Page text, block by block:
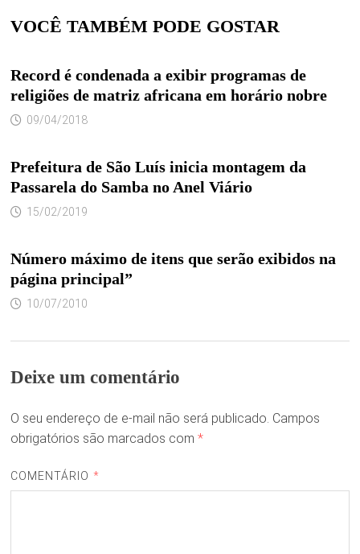
VOCÊ TAMBÉM PODE GOSTAR
Record é condenada a exibir programas de
religiões de matriz africana em horário nobre
09/04/2018
Prefeitura de São Luís inicia montagem da
Passarela do Samba no Anel Viário
15/02/2019
Número máximo de itens que serão exibidos na
página principal”
10/07/2010
Deixe um comentário
O seu endereço de e-mail não será publicado. Campos
obrigatórios são marcados com *
COMENTÁRIO *